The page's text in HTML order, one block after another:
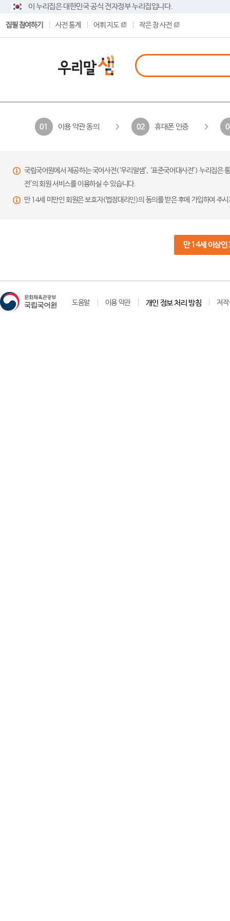
이 누리집은 대한민국 공식 전자정부 누리집입니다.
집필 참여하기 사전 통계 어휘 지도 작은 창 사전
01 이용 약관 동의 02 휴대폰 인증
국립국어원에서 제공하는 국어사전(‘우리말샘’, ‘표준국어대사전’) 누리집
전’의 회원 서비스를 이용하실 수 있습니다.
만 14세 미만인 회원은 보호자(법정대리인)의 동의를 받은 후에 가입하여 주
만 14세 이상인
도움말 이용 약관 개인 정보 처리 방침 저